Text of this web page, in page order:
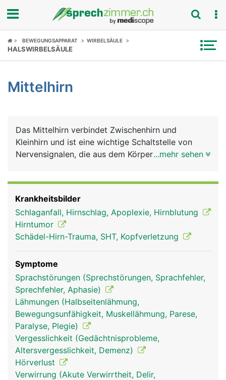
Fokus
Symptome
News
Rubriken
BEWEGUNGSAPPARAT WIRBELSÄULE
HALSWIRBELSÄULE
Mittelhirn
Das Mittelhirn verbindet Zwischenhirn und
Kleinhirn und ist eine wichtige Schaltstelle von
Nervensignalen, die aus dem Körper zum Grosshirn
Augenbewegungen.
Mittelhirn Frau
...mehr sehen
Krankheitsbilder
Schlaganfall, Hirnschlag, Apoplexie, Hirnblutung
Hirntumor
Schädel-Hirn-Trauma, SHT, Kopfverletzung
Symptome
Sprachstörungen (Sprechstörungen, Sprachfehler,
Sprechfehler, Aphasie)
Lähmungen (Halbseitenlähmung,
Bewegungsunfähigkeit, Muskellähmung, Parese,
Paralyse, Plegie)
Vergesslichkeit (Gedächtnisprobleme,
Altersvergesslichkeit, Demenz)
Hörverlust
Verwirrung (Akute Verwirrtheit, Delir,